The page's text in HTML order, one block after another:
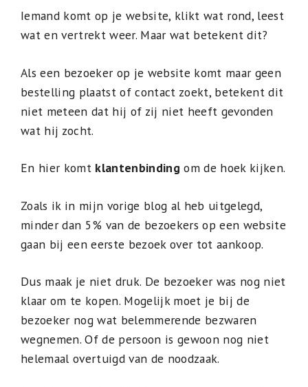
Iemand komt op je website, klikt wat rond, leest
wat en vertrekt weer. Maar wat betekent dit?
Als een bezoeker op je website komt maar geen
bestelling plaatst of contact zoekt, betekent dit
niet meteen dat hij of zij niet heeft gevonden
wat hij zocht.
En hier komt klantenbinding om de hoek kijken.
Zoals ik in mijn vorige blog al heb uitgelegd,
minder dan 5% van de bezoekers op een website
gaan bij een eerste bezoek over tot aankoop.
Dus maak je niet druk. De bezoeker was nog niet
klaar om te kopen. Mogelijk moet je bij de
bezoeker nog wat belemmerende bezwaren
wegnemen. Of de persoon is gewoon nog niet
helemaal overtuigd van de noodzaak.